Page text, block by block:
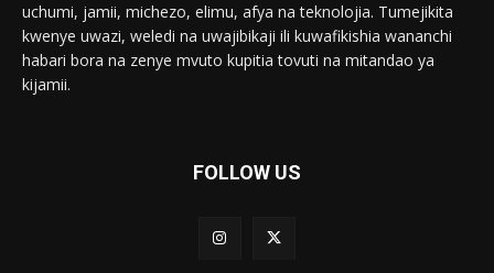
uchumi, jamii, michezo, elimu, afya na teknolojia. Tumejikita
kwenye uwazi, weledi na uwajibikaji ili kuwafikishia wananchi
habari bora na zenye mvuto kupitia tovuti na mitandao ya
kijamii.
FOLLOW US